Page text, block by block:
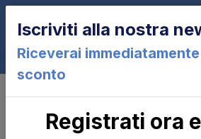
PTG-S2000
Iscriviti alla nostra
Riceverai
sconto
Registrati ora